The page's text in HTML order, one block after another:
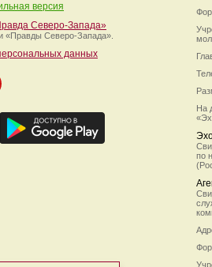
версия
Северо-Запада»
«Правды Северо-Запада».
данных
На
по